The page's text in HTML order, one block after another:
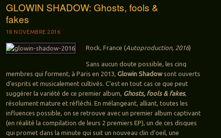
GLOWIN SHADOW: Ghosts, fools &
fakes
18 NOVEMBRE 2016
Rock, France (Autoproduction, 2016)
Sans aucun doute possible, les cinq
membres qui forment, à Paris en 2013, Glowin Shadowsont ouverts
d’esprits et musicalement cultivés. C’est en tout cas ce que peut
suggérer la variété de ce premier album, Ghosts, fools & fakes,
résolument mature et réfléchi. En mélangeant, alliant, toutes les
influences possible, on se retrouve avec un premier album captivant
(en réalité la compilation de leurs 2 premiers EP), un de ces disques
qui promet dans la minute qui suit un nouveau clin d’oeil, une